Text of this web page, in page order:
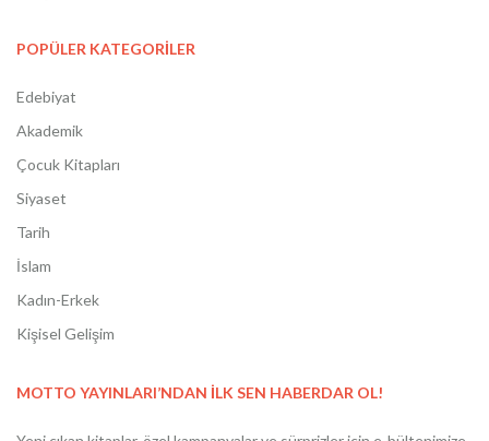
POPÜLER KATEGORİLER
Edebiyat
Akademik
Çocuk Kitapları
Siyaset
Tarih
İslam
Kadın-Erkek
Kişisel Gelişim
MOTTO YAYINLARI’NDAN İLK SEN HABERDAR OL!